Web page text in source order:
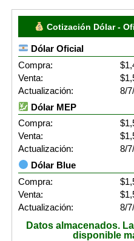
Cotización Dólar -
Dólar Oficial
Compra:
Venta:
Actualización:
8/
Dólar MEP
Compra:
Venta:
Actualización:
8/
Dólar Blue
Compra:
Venta:
Actualización:
8/
Datos almacenados.
disponible